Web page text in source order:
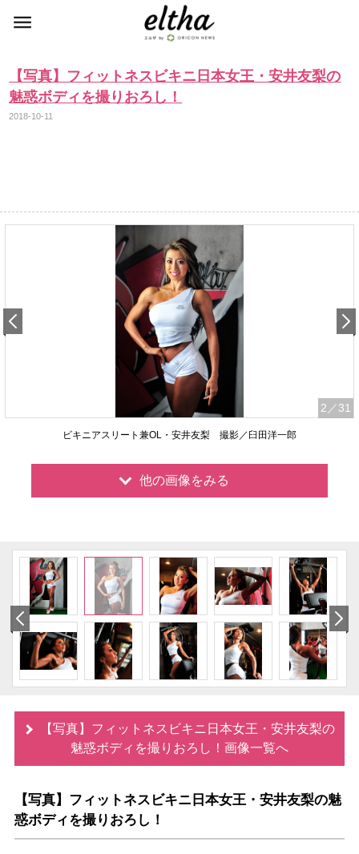
【写真】フィットネスビキニ日本女王・安井友梨の
魅惑ボディを撮りおろし！
2018-10-11
2 ／31
ビキニアスリート兼OL・安井友梨 撮影／臼田洋一郎
他の画像をみる
【写真】フィットネスビキニ日本女王・安井友梨の
魅惑ボディを撮りおろし！画像一覧へ
【写真】フィットネスビキニ日本女王・安井友梨の魅
惑ボディを撮りおろし！